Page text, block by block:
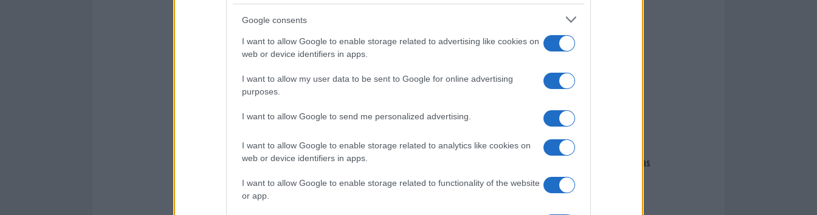
Google consents
I want to allow Google to enable storage related to advertising like cookies on
web or device identifiers in apps.
I want to allow my user data to be sent to Google for online advertising
purposes.
I want to allow Google to send me personalized advertising.
I want to allow Google to enable storage related to analytics like cookies on
web or device identifiers in apps.
I want to allow Google to enable storage related to functionality of the website
or app.
I nostri cari
I nostri cari
Giovannimaria Cabras